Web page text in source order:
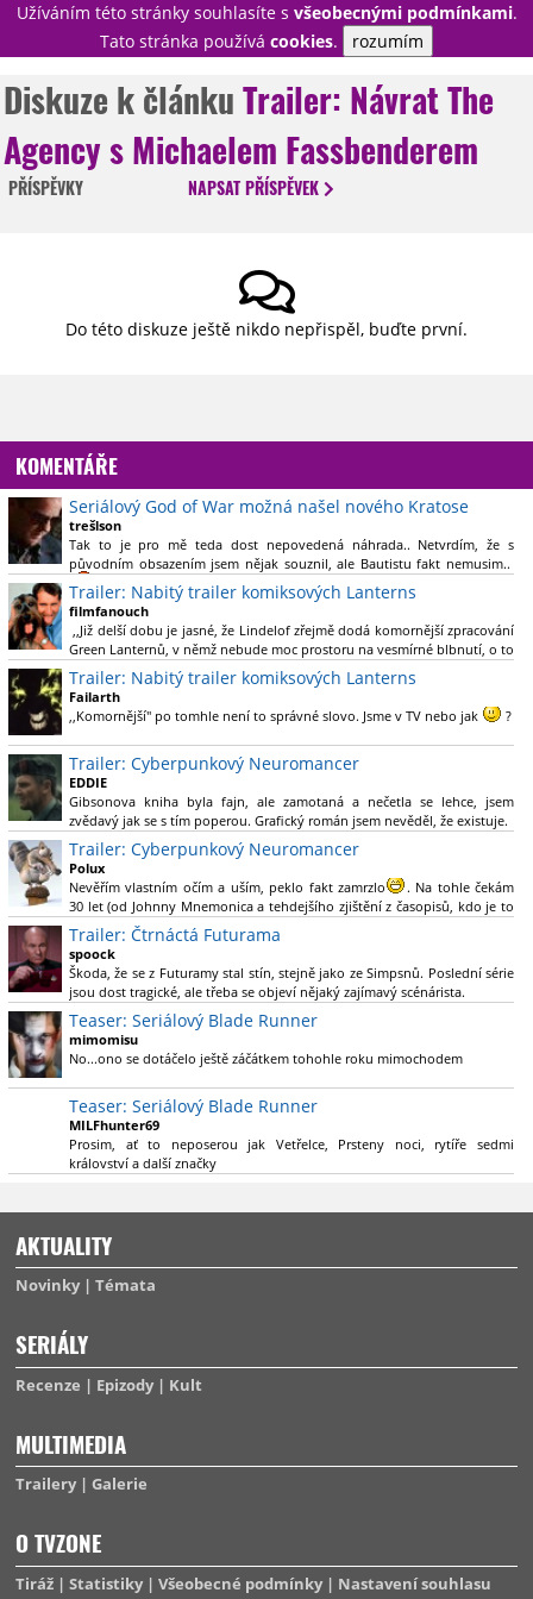
Užíváním této stránky souhlasíte s všeobecnými podmínkami.
Tato stránka používá cookies. rozumím
PŘIHLÁSIT
NOVINKY
TÉMATA
Diskuze k článkuTrailer: Návrat The
Agency s Michaelem Fassbenderem
PŘÍSPĚVKY NAPSATPŘÍSPĚVEK
Do této diskuze ještě nikdo nepřispěl, buďte první.
KOMENTÁŘE
Seriálový God of War možná našel nového Kratose
trešlson
Tak to je pro mě teda dost nepovedená náhrada.. Netvrdím, že s
původním obsazením jsem nějak souznil, ale Bautistu fakt nemusim..
Trailer: Nabitý trailer komiksových Lanterns
filmfanouch
,,Již delší dobu je jasné, že Lindelof zřejmě dodá komornější zpracování
Green Lanternů, v němž nebude moc prostoru na vesmírné blbnutí, o to
více se ovšem bude moci nová adaptace odprostit třeba od filmového
Green Lanterna s Ryanem Reynoldsem.´´ Co je na tom
nesrozumitelného?
Trailer: Nabitý trailer komiksových Lanterns
Failarth
,,Komornější" po tomhle není to správné slovo. Jsme v TV nebo jak
?
Nebál bych se říct, že to vypadá skvěle jak po stránce kvantity materiálu,
tak i formou.
Výběr Ulricha Tomsena pro mě velké překvapení a velmi zajímavá volba
bravo.
Chandler je lepší a lepší s každou novou scénou.
Komiksy to mají ted´těžké, paradoxně tomu škodí to všechno kolem
(DC nebo MCU to je buřt) , ale nezasloužilo by si to zářez jen kvůli tomu.
Držím tomu palce.
Trailer: Cyberpunkový Neuromancer
EDDIE
Gibsonova kniha byla fajn, ale zamotaná a nečetla se lehce, jsem
zvědavý jak se s tím poperou. Grafický román jsem nevěděl, že existuje.
Trailer: Cyberpunkový Neuromancer
Polux
Nevěřím vlastním očím a uším, peklo fakt zamrzlo
. Na tohle čekám
30 let (od Johnny Mnemonica a tehdejšího zjištění z časopisů, kdo je to
Gibson a co je jeho debutová kniha zač), přičemž 25 let (od Matrixu,
který pojem cyberpunk dostal do povědomí i obyčejného diváka a
nikoliv fanouška žánru) marně doufám, že si po řadě "duchovních
nástupců", kteří přišli poté (Ghost In The Shell, Alita: Battle Angel,
Altered Carbon, Blade Runner 2049, Cyberpunk 2077, atd.), někdo
konečně vzpomene i na bibli cyberpunku, se kterou to všechno začalo.
Teď už nezbývá nic jiného než se tiše modlit a doufat, že to bude stát za
to
. Plus kudos za sázku na seriál a nikoliv film, snad tvůrci tu
Trailer: Čtrnáctá Futurama
spoock
Škoda, že se z Futuramy stal stín, stejně jako ze Simpsnů. Poslední série
jsou dost tragické, ale třeba se objeví nějaký zajímavý scénárista.
Nedávno začala vycházet nová řada Ricka a Mortyho a já z úžasem zjistil,
že se na to dá opět koukat.
Teaser: Seriálový Blade Runner
mimomisu
No...ono se dotáčelo ještě záčátkem tohohle roku mimochodem
Teaser: Seriálový Blade Runner
MILFhunter69
Prosim, ať to neposerou jak Vetřelce, Prsteny noci, rytíře sedmi
království a další značky
AKTUALITY
Novinky Témata
SERIÁLY
Recenze Epizody Kult
MULTIMEDIA
Trailery Galerie
O TVZONE
Tiráž Statistiky Všeobecné podmínky Nastavení souhlasu